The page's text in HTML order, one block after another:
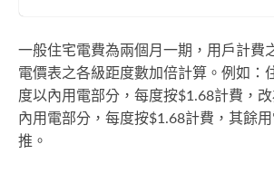
一般住宅電費為兩個月一期，用戶計費
電價表之各級距度數加倍計算。例如：
度以內用電部分，每度按$1.68計費，
內用電部分，每度按$1.68計費，其餘
推。